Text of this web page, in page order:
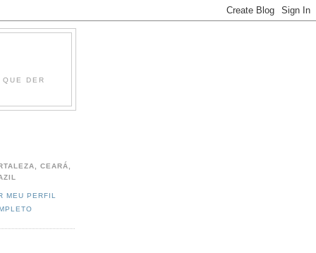
DER
CEARÁ,
MEU PERFIL